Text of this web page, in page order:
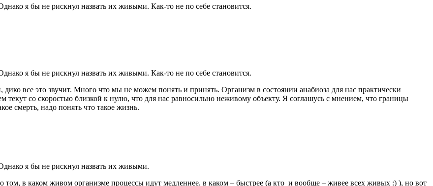
я бы не рискнул назвать их живыми. Как-то не по себе становится.
я бы не рискнул назвать их живыми. Как-то не по себе становится.
все это звучит. Много что мы не можем понять и принять. Организм в состоянии анабиоза для нас практически
со скоростью близкой к нулю, что для нас равносильно неживому объекту. Я соглашусь с мнением, что границы
смерть, надо понять что такое жизнь.
я бы не рискнул назвать их живыми.
в каком живом организме процессы идут медленнее, в каком – быстрее (а кто и вообще – живее всех живых :) ), но вот